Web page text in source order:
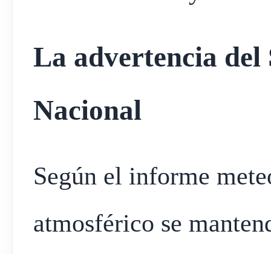
La advertencia
Nacional
Según el informe
atmosférico se